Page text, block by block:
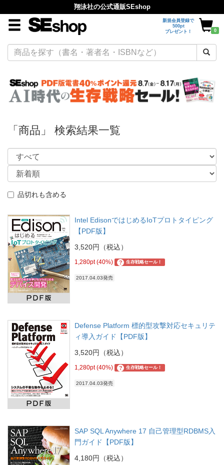
翔泳社の公式通販SEshop
新規会員登録で
500pt
プレゼント！
0
「商品」 検索結果一覧
品切れも含める
Intel EdisonではじめるIoTプロトタイピング
【PDF版】
3,520円（税込）
1,280pt (40%) ? 生存戦略セール！
2017.04.03発売
Defense Platform 標的型攻撃対応セキュリテ
ィ導入ガイド【PDF版】
3,520円（税込）
1,280pt (40%) ? 生存戦略セール！
2017.04.03発売
SAP SQL Anywhere 17 自己管理型RDBMS入
門ガイド【PDF版】
4,180円（税込）